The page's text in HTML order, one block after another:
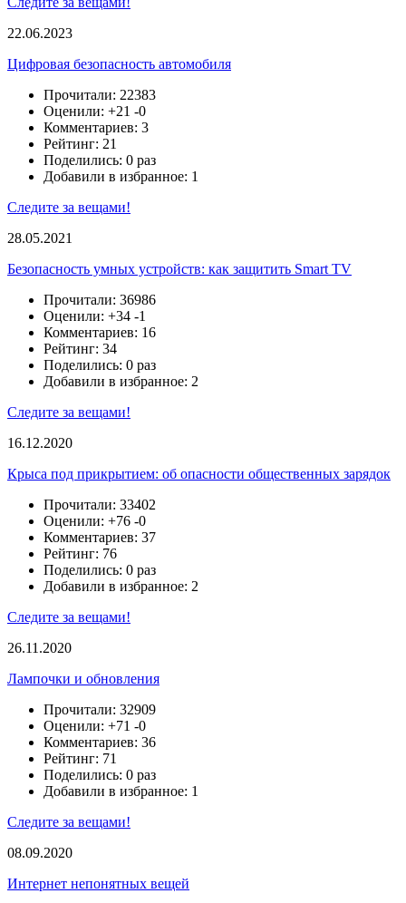
22.06.2023
Цифровая безопасность автомобиля
Прочитали: 22383
Оценили: +21 -0
Комментариев: 3
Рейтинг: 21
Поделились: 0 раз
Добавили в избранное: 1
Следите за вещами!
28.05.2021
Безопасность умных устройств: как защитить Smart TV
Прочитали: 36986
Оценили: +34 -1
Комментариев: 16
Рейтинг: 34
Поделились: 0 раз
Добавили в избранное: 2
Следите за вещами!
16.12.2020
Крыса под прикрытием: об опасности общественных зарядок
Прочитали: 33402
Оценили: +76 -0
Комментариев: 37
Рейтинг: 76
Поделились: 0 раз
Добавили в избранное: 2
Следите за вещами!
26.11.2020
Лампочки и обновления
Прочитали: 32909
Оценили: +71 -0
Комментариев: 36
Рейтинг: 71
Поделились: 0 раз
Добавили в избранное: 1
Следите за вещами!
08.09.2020
Интернет непонятных вещей